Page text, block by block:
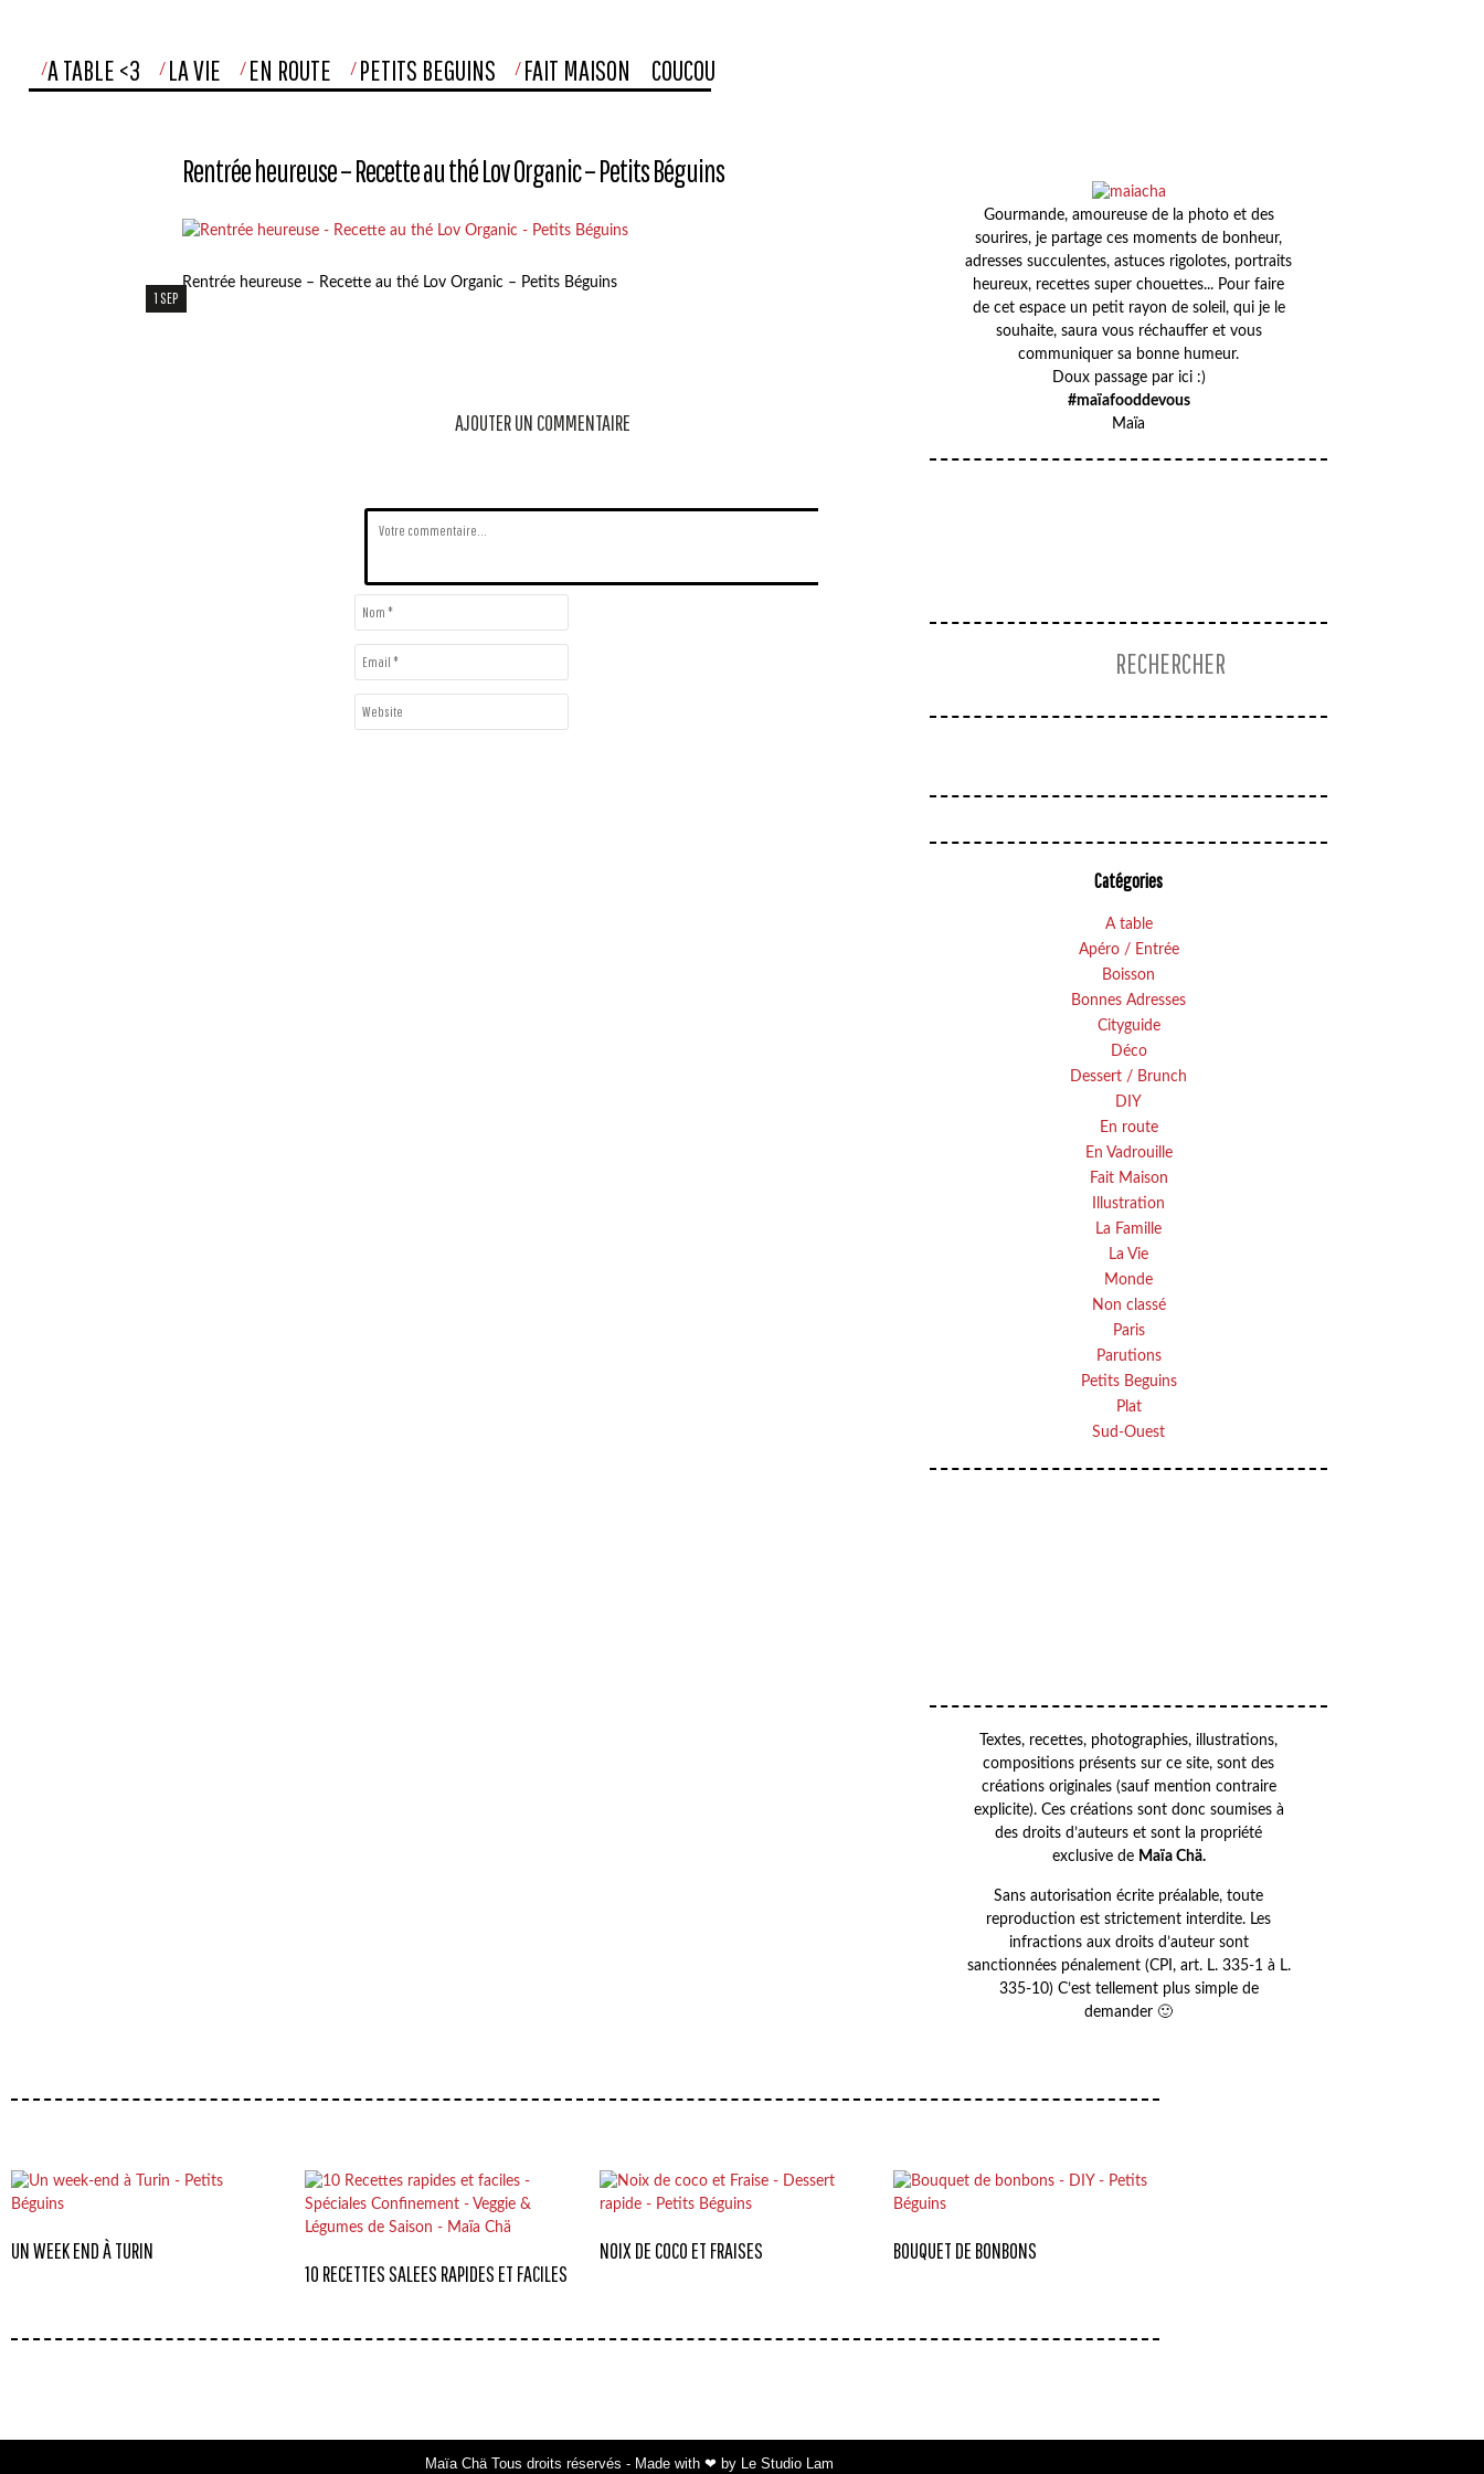
A TABLE <3 LA VIE EN ROUTE PETITS BEGUINS FAIT MAISON COUCOU
Rentrée heureuse – Recette au thé Lov Organic – Petits Béguins
1 SEP
Rentrée heureuse – Recette au thé Lov Organic – Petits Béguins
AJOUTER UN COMMENTAIRE
Gourmande, amoureuse de la photo et des
sourires, je partage ces moments de bonheur,
adresses succulentes, astuces rigolotes, portraits
heureux, recettes super chouettes... Pour faire
de cet espace un petit rayon de soleil, qui je le
souhaite, saura vous réchauffer et vous
communiquer sa bonne humeur.
Doux passage par ici :)
#maïafooddevous
Maïa
Catégories
A table
Apéro / Entrée
Boisson
Bonnes Adresses
Cityguide
Déco
Dessert / Brunch
DIY
En route
En Vadrouille
Fait Maison
Illustration
La Famille
La Vie
Monde
Non classé
Paris
Parutions
Petits Beguins
Plat
Sud-Ouest
Textes, recettes, photographies, illustrations,
compositions présents sur ce site, sont des
créations originales (sauf mention contraire
explicite). Ces créations sont donc soumises à
des droits d’auteurs et sont la propriété
exclusive de Maïa Chä.
Sans autorisation écrite préalable, toute
reproduction est strictement interdite. Les
infractions aux droits d’auteur sont
sanctionnées pénalement (CPI, art. L. 335-1 à L.
335-10) C’est tellement plus simple de
demander 🙂
UN WEEK END À TURIN
10 RECETTES SALEES RAPIDES ET FACILES
NOIX DE COCO ET FRAISES BOUQUET DE BONBONS
Maïa Chä Tous droits réservés - Made with ❤ by Le Studio Lam